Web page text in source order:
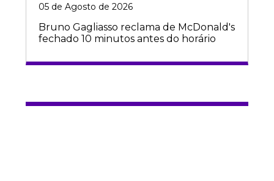
05 de Agosto de 2026
Bruno Gagliasso reclama de McDonald's
fechado 10 minutos antes do horário